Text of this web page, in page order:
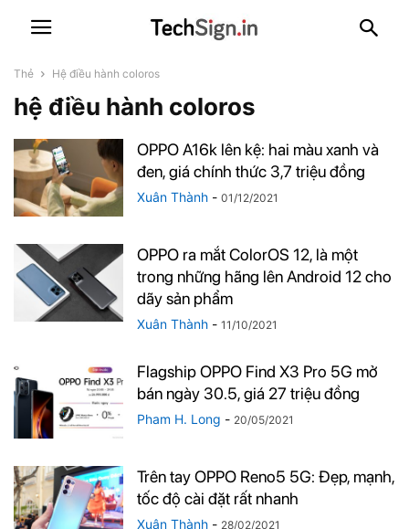
Thẻ Hệ điều hành coloros
hệ điều hành coloros
OPPO A16k lên kệ: hai màu xanh và
đen, giá chính thức 3,7 triệu đồng
Xuân Thành - 01/12/2021
OPPO ra mắt ColorOS 12, là một
trong những hãng lên Android 12 cho
dãy sản phẩm
Xuân Thành - 11/10/2021
Flagship OPPO Find X3 Pro 5G mở
bán ngày 30.5, giá 27 triệu đồng
Pham H. Long - 20/05/2021
Trên tay OPPO Reno5 5G: Đẹp, mạnh,
tốc độ cài đặt rất nhanh
Xuân Thành - 28/02/2021